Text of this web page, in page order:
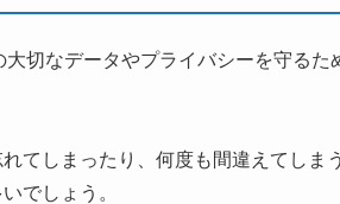
切なデータやプライバシーを守る
てしまったり、何度も間違えてしま
でしょう。